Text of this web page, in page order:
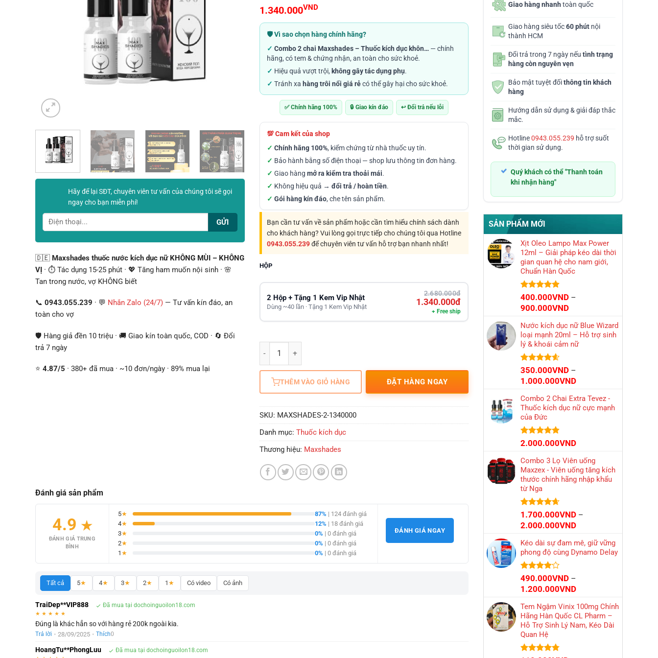
Giao hàng nhanh toàn quốc
Giao hàng siêu tốc60 phút nội
thành HCM
Đổi trả trong 7 ngày nếu tình trạng
hàng còn nguyên vẹn
Bảo mật tuyệt đốithông tin khách
hàng
Hướng dẫn sử dụng & giải đáp thắc
mắc.
Hotline0943.055.239 hỗ trợ suốt
thời gian sử dụng.
Quý khách có thể "Thanh toán
khi nhận hàng"
SẢN PHẨM MỚI
Xịt Oleo Lampo Max Power
12ml – Giải pháp kéo dài thời
gian quan hệ cho nam giới,
Chuẩn Hàn Quốc
Được xếp
hạng4.86
5 sao
400.000VND –
900.000VNDKhoảng
từ
400.000VND
đến
Nước kích dục nữ Blue Wizard
loại mạnh 20ml – Hỗ trợ sinh
lý & khoái cảm nữ
Được xếp
hạng4.56
5 sao
350.000VND –
1.000.000VNDKhoảng
từ
350.000VND
Combo 2 Chai Extra Tevez -
Thuốc kích dục nữ cực mạnh
của Đức
Được xếp
5 sao
2.000.000VND
Combo 3 Lọ Viên uống
Maxzex - Viên uống tăng kích
thước chính hãng nhập khẩu
từ Nga
Được xếp
hạng4.65
5 sao
1.700.000VND –
2.000.000VNDKhoảng
từ
1.700.000VND
Kéo dài sự đam mê, giữ vững
phong độ cùng Dynamo Delay
Được
xếp hạng
4.105
490.000VND –
1.200.000VNDKhoảng
từ
490.000VND
đến
Tem Ngậm Vinix 100mg Chính
Hãng Hàn Quốc CL Pharm –
Hỗ Trợ Sinh Lý Nam, Kéo Dài
Quan Hệ
Hãy để lại SĐT, chuyên viên tư vấn của chúng tôi sẽ gọi
ngay cho bạn miễn phí!
🇩🇪 Maxshades thuốc nước kích dục nữ KHÔNG MÙI – KHÔNG
VỊ · ⏱️ Tác dụng 15-25 phút · 💖 Tăng ham muốn nội sinh · 🌸
Tan trong nước, vợ KHÔNG biết
📞 0943.055.239 · 💬 Nhắn Zalo (24/7) — Tư vấn kín đáo, an
toàn cho vợ
🛡️ Hàng giả đền 10 triệu · 🚚 Giao kín toàn quốc, COD · 🔄 Đổi
trả 7 ngày
⭐ 4.87/5 · 380+ đã mua · ~10 đơn/ngày · 89% mua lại
dựa trên
1.340.000VND
🛡️ Vì sao chọn hàng chính hãng?
✓ Combo 2 chai Maxshades – Thuốc kích dục khôn…— chính
hãng, có tem & chứng nhận, an toàn cho sức khoẻ.
✓ Hiệu quả vượt trội, không gây tác dụng phụ.
✓ Tránh xa hàng trôi nổi giá rẻcó thể gây hại cho sức khoẻ.
✅ Chính hãng 100% 🔒 Giao kín đáo ↩️ Đổi trả nếu lỗi
💯 Cam kết của shop
✓ Chính hãng 100%, kiểm chứng từ nhà thuốc uy tín.
✓ Bảo hành bằng số điện thoại — shop lưu thông tin đơn hàng.
✓ Giao hàng mở ra kiểm tra thoải mái.
✓ Không hiệu quả → đổi trả / hoàn tiền.
✓ Gói hàng kín đáo, che tên sản phẩm.
Bạn cần tư vấn về sản phẩm hoặc cần tìm hiểu chính sách dành
cho khách hàng? Vui lòng gọi trực tiếp cho chúng tôi qua Hotline
0943.055.239để chuyên viên tư vấn hỗ trợ bạn nhanh nhất!
HỘP
2 Hộp + Tặng 1 Kem Vip Nhật
Dùng ~40 lần · Tặng 1 Kem Vip Nhật
2.680.000đ
1.340.000đ
+ Free ship
THÊM VÀO GIỎ HÀNG ĐẶT HÀNG NGAY
SKU: MAXSHADES-2-1340000
Danh mục: Thuốc kích dục
Thương hiệu: Maxshades
Đánh giá sản phẩm
4.9 ★
ĐÁNH GIÁ TRUNG
BÌNH
5★ 87% | 124 đánh giá
4★ 12% | 18 đánh giá
3★ 0% | 0 đánh giá
2★ 0% | 0 đánh giá
1 ★ 0% | 0 đánh giá
ĐÁNH GIÁ NGAY
Tất cả 5★ 4★ 3★ 2★ 1 ★ Có video Có ảnh
TraiDep**VIP888 Đã mua tại dochoinguoilon18.com
★ ★ ★ ★ ★
Đúng là khác hẳn so với hàng rẻ 200k ngoài kia.
Trả lời • 28/09/2025 • Thích0
HoangTu**PhongLuu Đã mua tại dochoinguoilon18.com